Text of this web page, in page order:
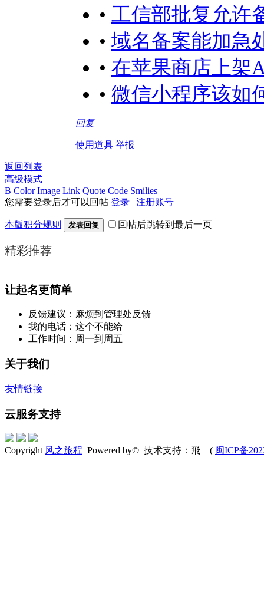
• 工信部批复允许
• 域名备案能加急
• 在苹果商店上架
• 微信小程序该如
回复
使用道具 举报
返回列表
高级模式
B Color Image Link Quote Code Smilies
您需要登录后才可以回帖 登录 | 注册账号
本版积分规则 发表回复 回帖后跳转到最后一页
精彩推荐
让起名更简单
反馈建议：麻烦到管理处反馈
我的电话：这个不能给
工作时间：周一到周五
关于我们
友情链接
云服务支持
Copyright 风之旅程 Powered by© 技术支持：飛 ( 闽ICP备